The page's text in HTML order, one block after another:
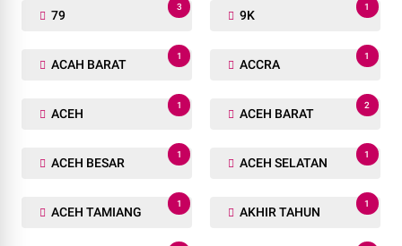
79
3
9K
1
ACAH BARAT
1
ACCRA
1
ACEH
1
ACEH BARAT
2
ACEH BESAR
1
ACEH SELATAN
1
ACEH TAMIANG
1
AKHIR TAHUN
1